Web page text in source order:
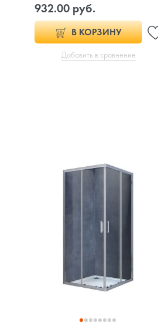
932.00 руб.
В КОРЗИНУ
Добавить в сравнение